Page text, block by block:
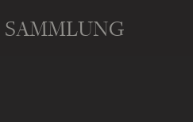
SAMMLUNG